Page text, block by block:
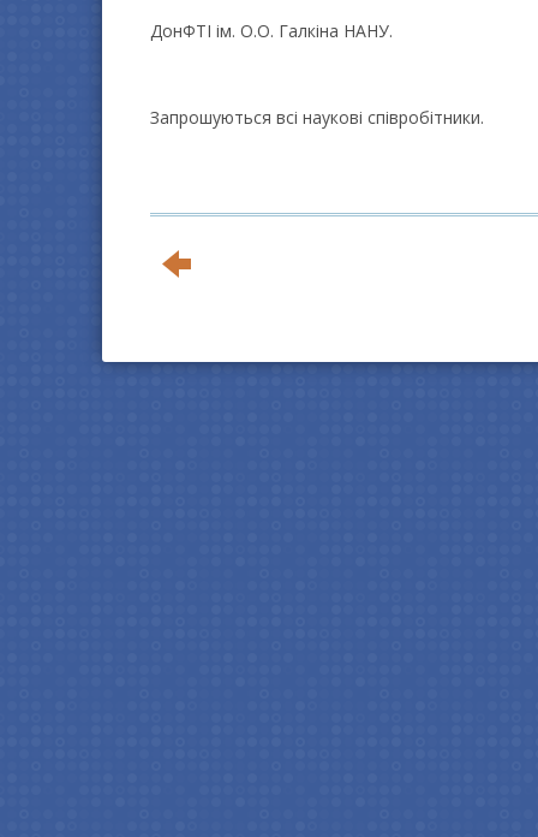
ДонФТІ ім. О.О. Галкіна НАНУ.
Запрошуються всі наукові співробітники.